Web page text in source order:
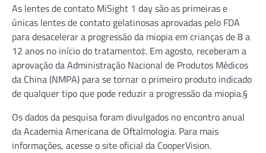
As lentes de contato MiSight 1 day são as primeiras e
únicas lentes de contato gelatinosas aprovadas pelo FDA
para desacelerar a progressão da miopia em crianças de 8 a
12 anos no início do tratamento‡. Em agosto, receberam a
aprovação da Administração Nacional de Produtos Médicos
da China (NMPA) para se tornar o primeiro produto indicado
de qualquer tipo que pode reduzir a progressão da miopia.§
Os dados da pesquisa foram divulgados no encontro anual
da Academia Americana de Oftalmologia. Para mais
informações, acesse o site oficial da CooperVision.